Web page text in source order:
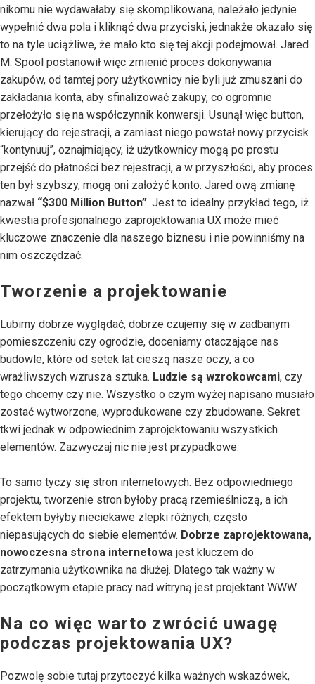
nikomu nie wydawałaby się skomplikowana, należało jedynie
wypełnić dwa pola i kliknąć dwa przyciski, jednakże okazało się
to na tyle uciążliwe, że mało kto się tej akcji podejmował. Jared
M. Spool postanowił więc zmienić proces dokonywania
zakupów, od tamtej pory użytkownicy nie byli już zmuszani do
zakładania konta, aby sfinalizować zakupy, co ogromnie
przełożyło się na współczynnik konwersji. Usunął więc button,
kierujący do rejestracji, a zamiast niego powstał nowy przycisk
“kontynuuj”, oznajmiający, iż użytkownicy mogą po prostu
przejść do płatności bez rejestracji, a w przyszłości, aby proces
ten był szybszy, mogą oni założyć konto. Jared ową zmianę
nazwał “$300 Million Button”. Jest to idealny przykład tego, iż
kwestia profesjonalnego zaprojektowania UX może mieć
kluczowe znaczenie dla naszego biznesu i nie powinniśmy na
nim oszczędzać.
Tworzenie a projektowanie
Lubimy dobrze wyglądać, dobrze czujemy się w zadbanym
pomieszczeniu czy ogrodzie, doceniamy otaczające nas
budowle, które od setek lat cieszą nasze oczy, a co
wrażliwszych wzrusza sztuka. Ludzie są wzrokowcami, czy
tego chcemy czy nie. Wszystko o czym wyżej napisano musiało
zostać wytworzone, wyprodukowane czy zbudowane. Sekret
tkwi jednak w odpowiednim zaprojektowaniu wszystkich
elementów. Zazwyczaj nic nie jest przypadkowe.
To samo tyczy się stron internetowych. Bez odpowiedniego
projektu, tworzenie stron byłoby pracą rzemieślniczą, a ich
efektem byłyby nieciekawe zlepki różnych, często
niepasujących do siebie elementów. Dobrze zaprojektowana,
nowoczesna strona internetowa jest kluczem do
zatrzymania użytkownika na dłużej. Dlatego tak ważny w
początkowym etapie pracy nad witryną jest projektant WWW.
Na co więc warto zwrócić uwagę
podczas projektowania UX?
Pozwolę sobie tutaj przytoczyć kilka ważnych wskazówek,